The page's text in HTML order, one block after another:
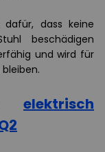
dafür, dass keine
beschädigen
und wird für
elektrisch